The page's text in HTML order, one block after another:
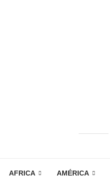
AFRICA AMÉRICA